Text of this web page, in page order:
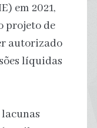
em 2021,
projeto de
autorizado
líquidas
lacunas